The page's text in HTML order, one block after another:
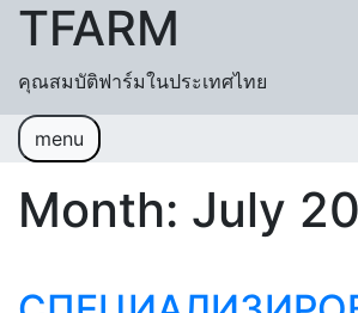
Skip to content
TFARM
คุณสมบัติฟาร์มในประเทศไทย
menu
หน้าแรก
ช่วยเหลื อค้นหา
เข้าสู่ระบบ
สมัครสมาชิก
Month: July